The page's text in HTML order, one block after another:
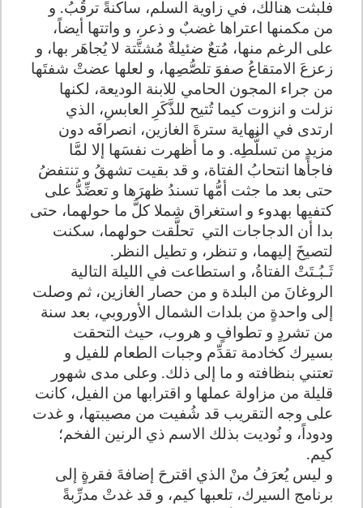
فلبثت هنالك، في زاوية السلم، ساكنةً ترقُبُ. و
من مكمنها اعتراها غضبٌ و ذعر، و واتتها أيضاً،
على الرغم منها، مُتعٌ ضئيلةٌ مُشتَّتة لا يُجاهَر بها، و
زعزعَ الامتقاعُ صفوَ تلصُّصِها، و لعلها عضتْ شفتَها
من جراء المجون الحامي للابنة الوديعة، لكنها
نزلت و انزوت كيما تُتيح للذَّكَرِ العابسِ، الذي
ارتدى في النهاية سترةَ الغازين، انصرافَه دون
مزيدٍ من تسلُّطِه. و ما أظهرت نفسَها إلا لمَّا
فاجأها انتحابُ الفتاة، و قد بقيت تشهقُ و تنتفضُ
حتى بعد ما جثت أمُّها تسندُ ظهرَها و تعضِّدُّ على
كتفيها بهدوء و استغراق شملا كلَّ ما حولهما، حتى
بدا أن الدجاجات التي تحلَّقت حولهما، سكنت
لتصيخَ إليهما، و تنظر، و تطيل النظر .
ثَـبُـتَتْ الفتاةُ، و استطاعت في الليلة التالية
الروغانَ من البلدة و من حصار الغازين، ثم وصلت
إلى واحدةٍ من بلدات الشمال الأوروبي، بعد سنة
من تشردٍ و تطوافٍ و هروب، حيث التحقت
بسيرك كخادمة تقدِّم وجبات الطعام للفيل و
تعتني بنظافته و ما إلى ذلك. وعلى مدى شهور
قليلة من مزاولة عملها و اقترابها من الفيل، كانت
على وجه التقريب قد شُفيت من مصيبتها، و غدت
ودوداً، و نُوديت بذلك الاسم ذي الرنين الفخم؛
كيم.
و ليس يُعرَفُ منْ الذي اقترحَ إضافةَ فقرةٍ إلى
برنامج السيرك، تلعبها كيم، و قد غدتْ مدرِّبةً